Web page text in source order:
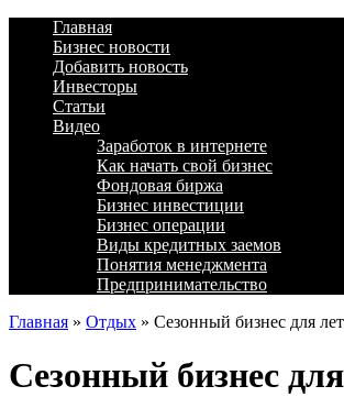
Главная
Бизнес новости
Добавить новость
Инвесторы
Статьи
Видео
Заработок в интернете
Как начать свой бизнес
Фондовая биржа
Бизнес инвестиции
Бизнес операции
Виды кредитных заемов
Понятия менеджмента
Предпринимательство
Главная » Отдых » Сезонный бизнес для
Сезонный бизнес